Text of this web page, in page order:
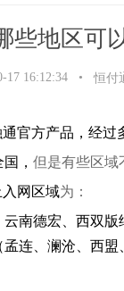
些地区可
17 16:12:34 • 恒付
官方产品，经
， 但是有些区域
网区域为：
南德宏、西双
连、澜沧、西